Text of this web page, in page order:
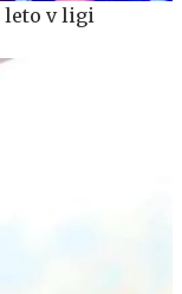
leto v ligi